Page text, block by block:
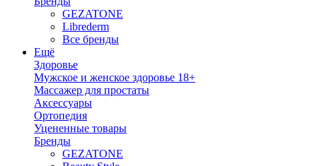
GEZATONE
Librederm
Все бренды
Ещё
Здоровье
Мужское и женское здоровье 18+
Массажер для простаты
Аксессуары
Ортопедия
Уцененные товары
Бренды
GEZATONE